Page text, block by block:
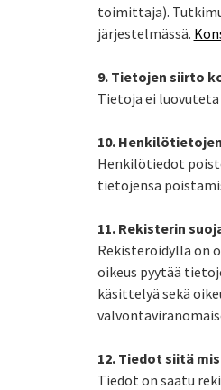
toimittaja).
järjestelmässä.
9. Tietojen siirto
Tietoja ei luovuteta
10.
Henkilötiedot
tietojensa
11. Rekisterin
Rekisteröidyllä on
oikeus pyytää
käsittelyä sekä
12. Tiedot siitä
Tiedot on saatu